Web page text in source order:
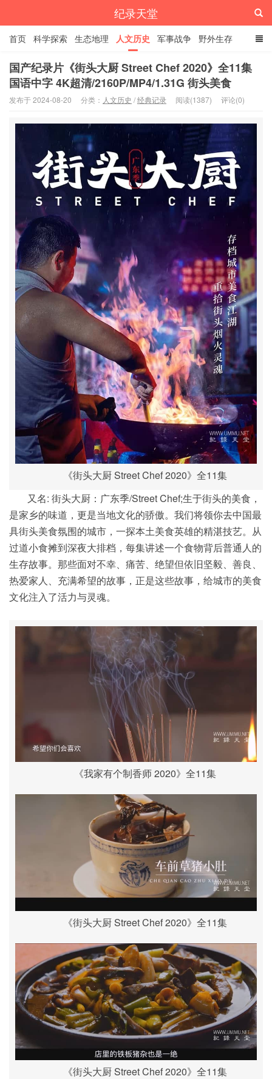
纪录天堂
首页 科学探索 生态地理 人文历史 军事战争 野外生存
经典纪录 4K纪录片 精品资源
国产纪录片《街头大厨 Street Chef 2020》全11集
国语中字 4K超清/2160P/MP4/1.31G 街头美食
发布于 2024-08-20 分类： 人文历史 /经典记录 阅读(1387) 评论(0)
《街头大厨 Street Chef 2020》全11集
又名: 街头大厨：广东季/Street Chef;生于街头的美食，
是家乡的味道，更是当地文化的骄傲。我们将领你去中国最
具街头美食氛围的城市，一探本土美食英雄的精湛技艺。从
过道小食摊到深夜大排档，每集讲述一个食物背后普通人的
生存故事。那些面对不幸、痛苦、绝望但依旧坚毅、善良、
热爱家人、充满希望的故事，正是这些故事，给城市的美食
文化注入了活力与灵魂。
《我家有个制香师 2020》全11集
《街头大厨 Street Chef 2020》全11集
《街头大厨 Street Chef 2020》全11集